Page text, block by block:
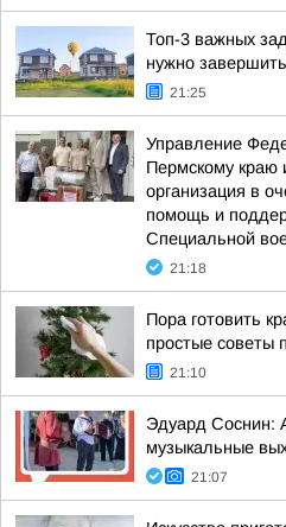
Топ-3 важных
нужно
21:25
Управление
Пермскому краю
организация в
помощь и
Специальной
21:18
Пора готовить
простые советы
21:10
Эдуард Соснин:
музыкальные
21:07